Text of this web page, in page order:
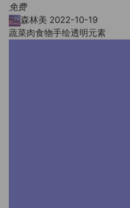
免费
森林美 2022-10-19
蔬菜肉食物手绘透明元素